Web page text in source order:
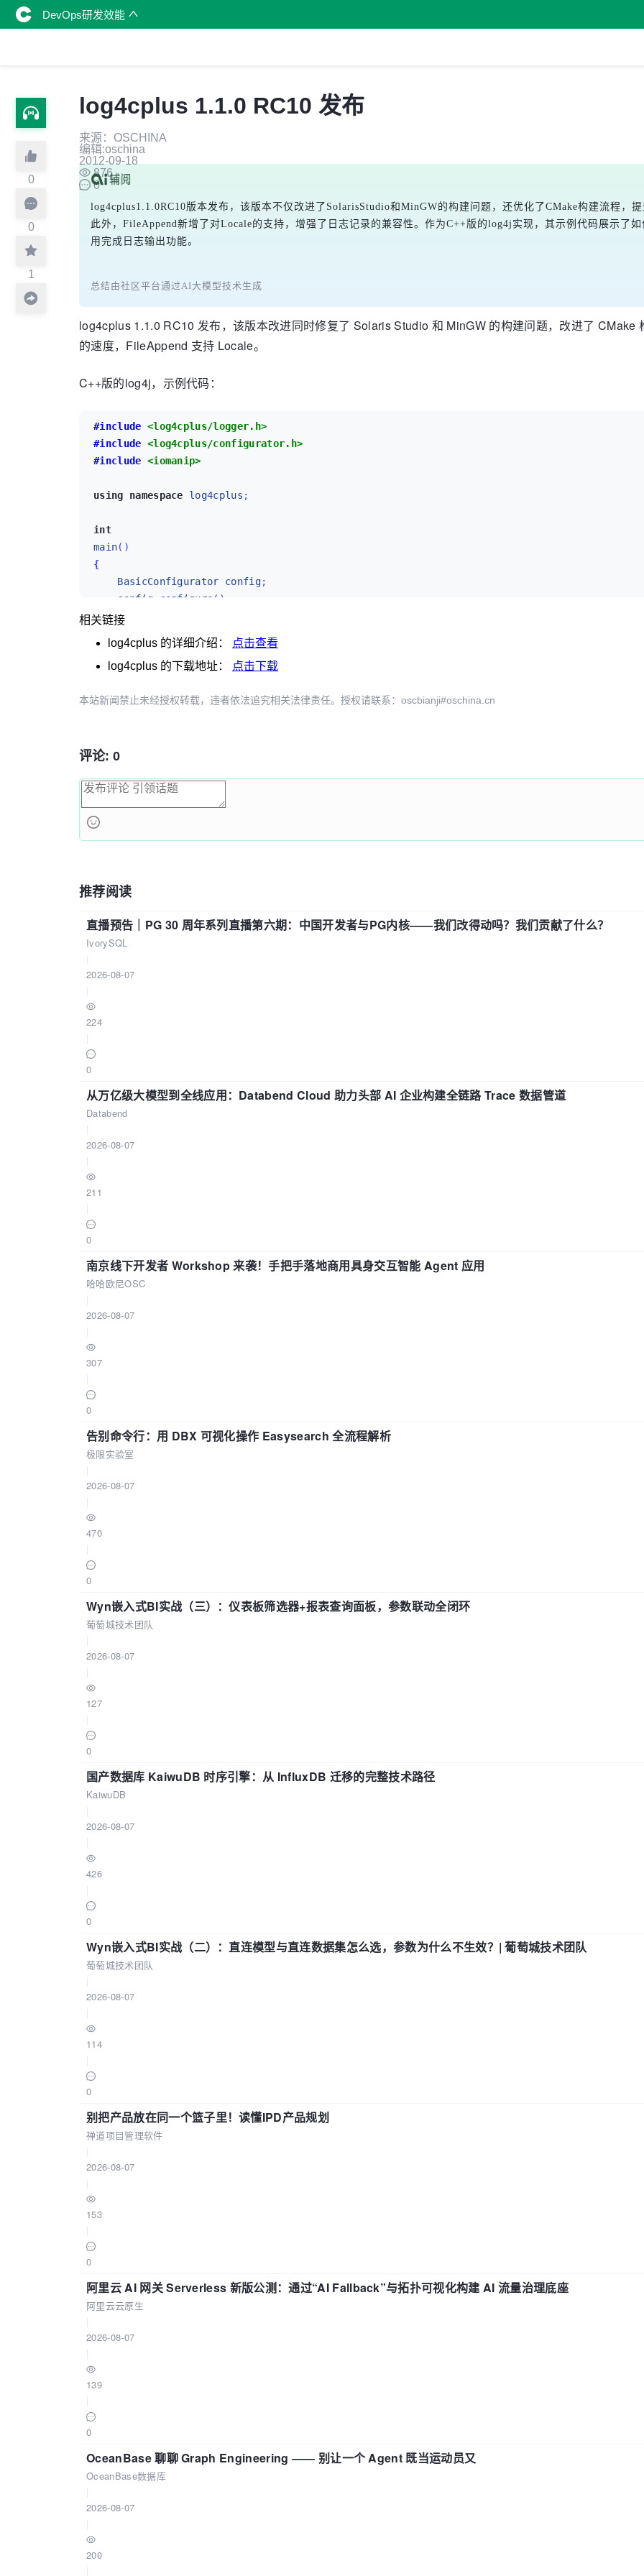
DevOps研发效能
0
0
1
log4cplus 1.1.0 RC10 发布
来源：OSCHINA
编辑:oschina
2012-09-18
876
0
log4cplus1.1.0RC10版本发布，该版本不仅改进了SolarisStudio和MinGW的构建问题，还优化了CMake构建流程，
此外，FileAppend新增了对Locale的支持，增强了日志记录的兼容性。作为C++版的log4j实现，其示例代码展示了
用完成日志输出功能。
总结由社区平台通过AI大模型技术生成
log4cplus 1.1.0 RC10 发布，该版本改进同时修复了 Solaris Studio 和 MinGW 的构建问题，改进了
的速度，FileAppend 支持 Locale。
C++版的log4j，示例代码：
#include <log4cplus/logger.h>
#include <log4cplus/configurator.h>
#include <iomanip>
using namespace log4cplus ;
int
main( )
{
BasicConfigurator
config;
config
configure ( )
LOG4CPLUS_WARN (logger, "Hello, World!"
return
;
相关链接
log4cplus 的详细介绍：
点击查看
log4cplus 的下载地址： 点击下载
本站新闻禁止未经授权转载，违者依法追究相关法律责任。授权请联系：oscbianji#oschina.cn
评论: 0
推荐阅读
直播预告｜PG 30 周年系列直播第六期：中国开发者与PG内核——我们改得动吗？我们贡献了什么？
IvorySQL
2026-08-07
224
0
从万亿级大模型到全线应用：Databend Cloud 助力头部 AI 企业构建全链路 Trace 数据管道
Databend
2026-08-07
211
0
南京线下开发者 Workshop 来袭！手把手落地商用具身交互智能 Agent 应用
哈哈欧尼OSC
2026-08-07
307
0
告别命令行：用 DBX 可视化操作 Easysearch 全流程解析
极限实验室
2026-08-07
470
0
Wyn嵌入式BI实战（三）：仪表板筛选器+报表查询面板，参数联动全闭环
葡萄城技术团队
2026-08-07
127
0
国产数据库 KaiwuDB 时序引擎：从 InfluxDB 迁移的完整技术路径
KaiwuDB
2026-08-07
426
0
Wyn嵌入式BI实战（二）：直连模型与直连数据集怎么选，参数为什么不生效？| 葡萄城技术团队
葡萄城技术团队
2026-08-07
114
0
别把产品放在同一个篮子里！读懂IPD产品规划
禅道项目管理软件
2026-08-07
153
0
阿里云 AI 网关 Serverless 新版公测：通过“AI Fallback”与拓扑可视化构建 AI 流量治理底座
阿里云云原生
2026-08-07
139
0
OceanBase 聊聊 Graph Engineering —— 别让一个 Agent 既当运动员又
OceanBase数据库
2026-08-07
200